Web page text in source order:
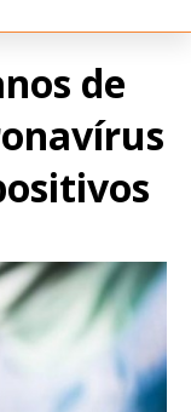
de